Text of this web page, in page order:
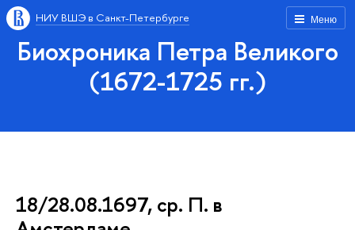
Меню
НИУ ВШЭ в Санкт-Петербурге
Биохроника Петра Великого
(1672-1725 гг.)
18/28.08.1697, ср. П. в